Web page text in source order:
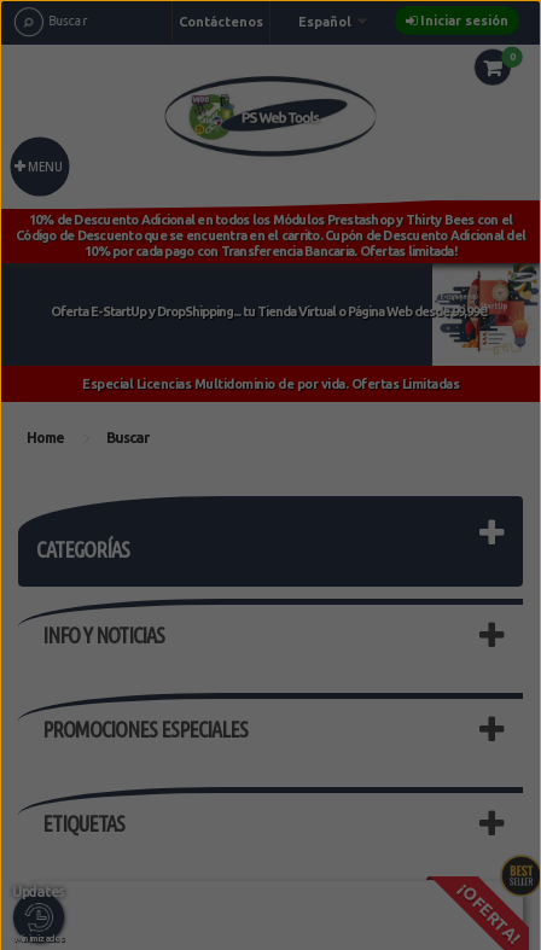
Iniciar sesión
Español
Contáctenos
0
MENU
Home Buscar
CATEGORÍAS
INFO Y NOTICIAS
PROMOCIONES ESPECIALES
ETIQUETAS
¡OFERTA!